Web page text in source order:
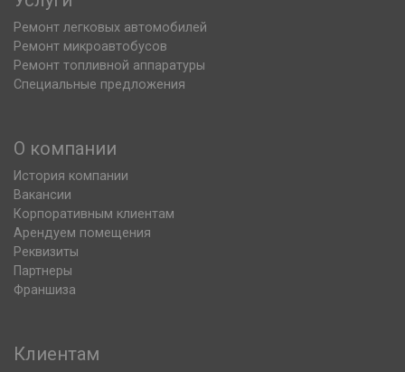
Ремонт легковых автомобилей
Ремонт микроавтобусов
Ремонт топливной аппаратуры
Специальные предложения
О компании
История компании
Вакансии
Корпоративным клиентам
Арендуем помещения
Реквизиты
Партнеры
Франшиза
Клиентам